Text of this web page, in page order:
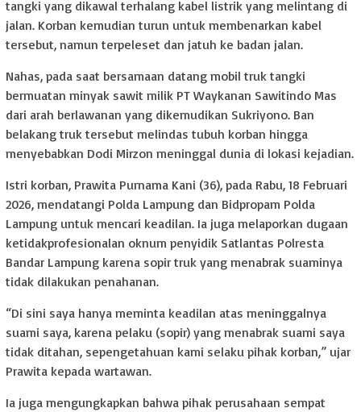
tangki yang dikawal terhalang kabel listrik yang melintang di
jalan. Korban kemudian turun untuk membenarkan kabel
tersebut, namun terpeleset dan jatuh ke badan jalan.
Nahas, pada saat bersamaan datang mobil truk tangki
bermuatan minyak sawit milik PT Waykanan Sawitindo Mas
dari arah berlawanan yang dikemudikan Sukriyono. Ban
belakang truk tersebut melindas tubuh korban hingga
menyebabkan Dodi Mirzon meninggal dunia di lokasi kejadian.
Istri korban, Prawita Purnama Kani (36), pada Rabu, 18 Februari
2026, mendatangi Polda Lampung dan Bidpropam Polda
Lampung untuk mencari keadilan. Ia juga melaporkan dugaan
ketidakprofesionalan oknum penyidik Satlantas Polresta
Bandar Lampung karena sopir truk yang menabrak suaminya
tidak dilakukan penahanan.
“Di sini saya hanya meminta keadilan atas meninggalnya
suami saya, karena pelaku (sopir) yang menabrak suami saya
tidak ditahan, sepengetahuan kami selaku pihak korban,” ujar
Prawita kepada wartawan.
Ia juga mengungkapkan bahwa pihak perusahaan sempat